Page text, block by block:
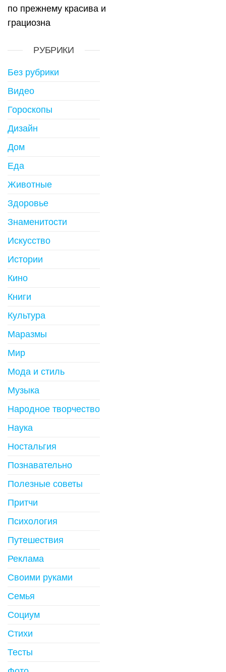
по прежнему красива и
грациозна
РУБРИКИ
Без рубрики
Видео
Гороскопы
Дизайн
Дом
Еда
Животные
Здоровье
Знаменитости
Искусство
Истории
Кино
Книги
Культура
Маразмы
Мир
Мода и стиль
Музыка
Народное творчество
Наука
Ностальгия
Познавательно
Полезные советы
Притчи
Психология
Путешествия
Реклама
Своими руками
Семья
Социум
Стихи
Тесты